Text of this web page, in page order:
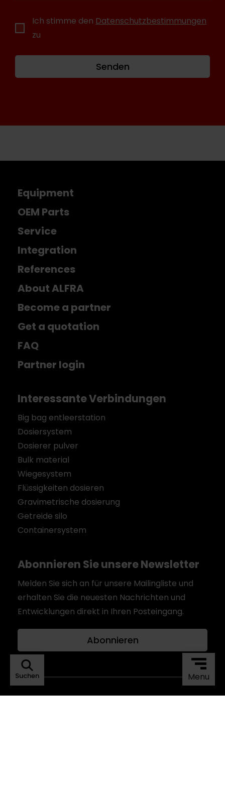
Suchen Menu
Ich stimme den Datenschutzbestimmungen
zu
Senden
Equipment
OEM Parts
Service
Integration
References
About ALFRA
Become a partner
Get a quotation
FAQ
Partner login
Interessante Verbindungen
Big bag entleerstation
Dosiersystem
Dosierer pulver
Bulk material
Wiegesystem
Flüssigkeiten dosieren
Gravimetrische dosierung
Getreide silo
Containersystem
Abonnieren Sie unsere Newsletter
Melden Sie sich an für unsere Mailingliste und
erhalten Sie die neuesten Nachrichten und
Entwicklungen direkt in Ihren Posteingang.
Abonnieren